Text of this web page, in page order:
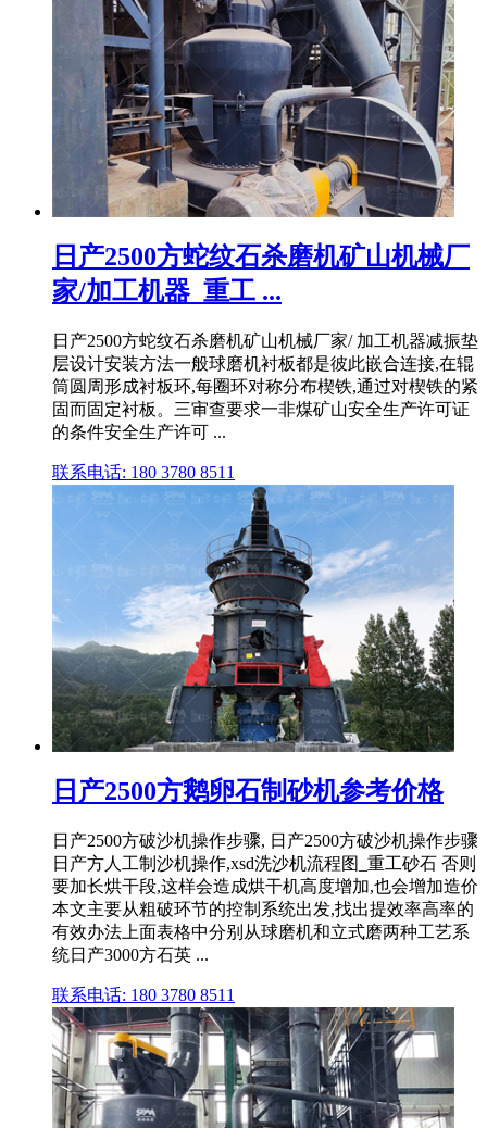
日产2500方蛇纹石杀磨机矿山机械厂
家/加工机器_重工 ...
日产2500方蛇纹石杀磨机矿山机械厂家/ 加工机器减振垫
层设计安装方法一般球磨机衬板都是彼此嵌合连接,在辊
筒圆周形成衬板环,每圈环对称分布楔铁,通过对楔铁的紧
固而固定衬板。三审查要求一非煤矿山安全生产许可证
的条件安全生产许可 ...
联系电话: 180 3780 8511
日产2500方鹅卵石制砂机参考价格
日产2500方破沙机操作步骤, 日产2500方破沙机操作步骤
日产方人工制沙机操作,xsd洗沙机流程图_重工砂石 否则
要加长烘干段,这样会造成烘干机高度增加,也会增加造价
本文主要从粗破环节的控制系统出发,找出提效率高率的
有效办法上面表格中分别从球磨机和立式磨两种工艺系
统日产3000方石英 ...
联系电话: 180 3780 8511